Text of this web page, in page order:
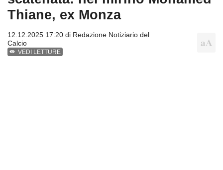
Thiane, ex Monza
12.12.2025 17:20 di Redazione Notiziario del
Calcio
VEDI LETTURE